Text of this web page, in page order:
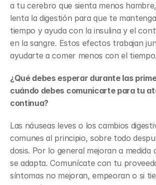
a tu cerebro que sienta menos
lenta la digestión para que te
tiempo y ayuda con la insulina y el
en la sangre. Estos efectos trabajan
ayudarte a comer menos con el tiempo.
¿Qué debes esperar durante las
cuándo debes comunicarte para tu
continua?
Las náuseas leves o los cambios
comunes al principio, sobre todo
dosis. Por lo general mejoran a
se adapta. Comunícate con tu
síntomas no mejoran, empeoran o si